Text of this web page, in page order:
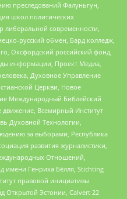
преследований Фалуньгун,
школ политических
либеральной современности,
русский обмен, Бард колледж,
Оксфордский российский фонд,
информации, Проект Медиа,
Духовное Управление
Церкви, Новое
Международный Библейский
Всемирный Институт
Духовной Технологии,
за выборами, Республика
развития журналистики,
Отношений,
Генриха Бёлля, Stichting
правовой инициативы
Открытой Эстонии, Calvert 22